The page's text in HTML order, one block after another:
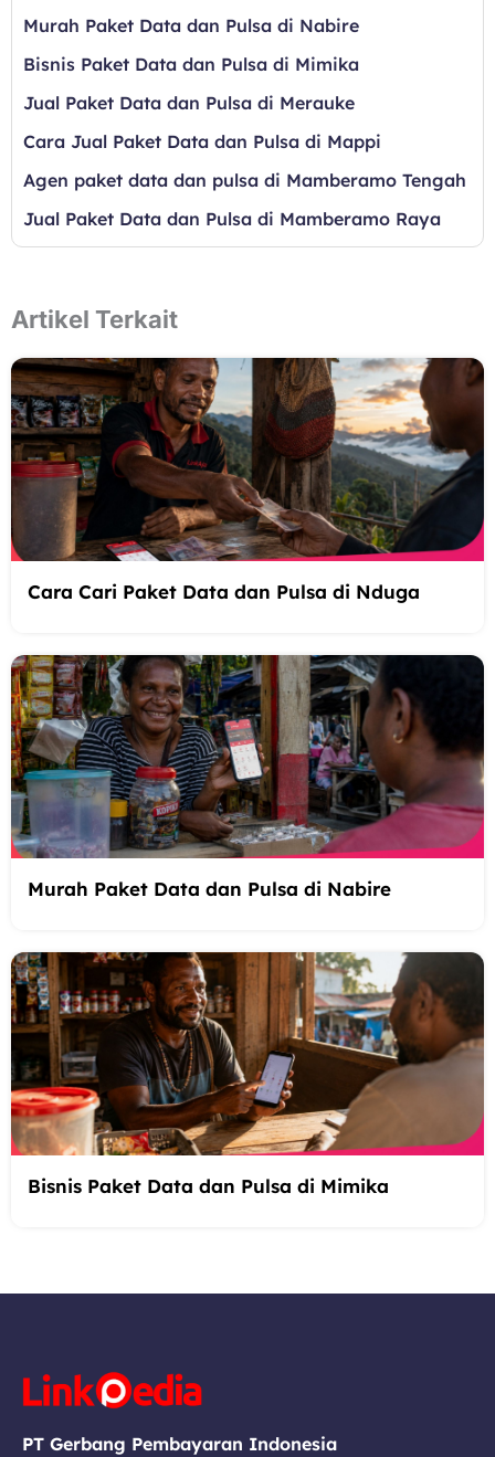
Murah Paket Data dan Pulsa di Nabire
Bisnis Paket Data dan Pulsa di Mimika
Jual Paket Data dan Pulsa di Merauke
Cara Jual Paket Data dan Pulsa di Mappi
Agen paket data dan pulsa di Mamberamo Tengah
Jual Paket Data dan Pulsa di Mamberamo Raya
Artikel Terkait
Cara Cari Paket Data dan Pulsa di Nduga
Murah Paket Data dan Pulsa di Nabire
Bisnis Paket Data dan Pulsa di Mimika
PT Gerbang Pembayaran Indonesia